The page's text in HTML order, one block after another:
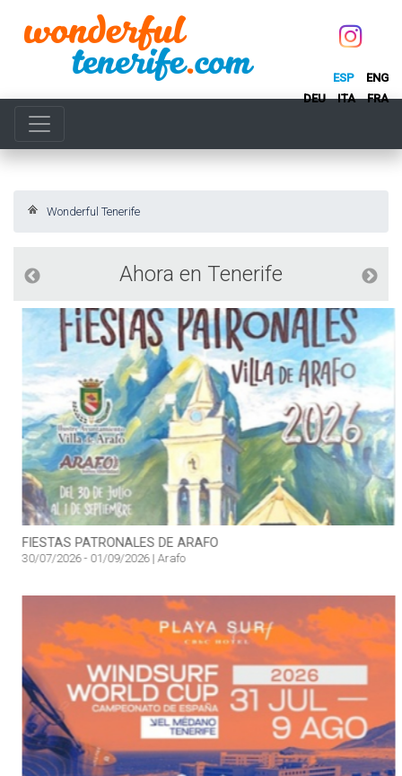
ESP
ENG
DEU
ITA FRA
Wonderful Tenerife
Ahora en Tenerife
FIESTAS PATRONALES DE ARAFO
30/07/2026 - 01/09/2026 | Arafo